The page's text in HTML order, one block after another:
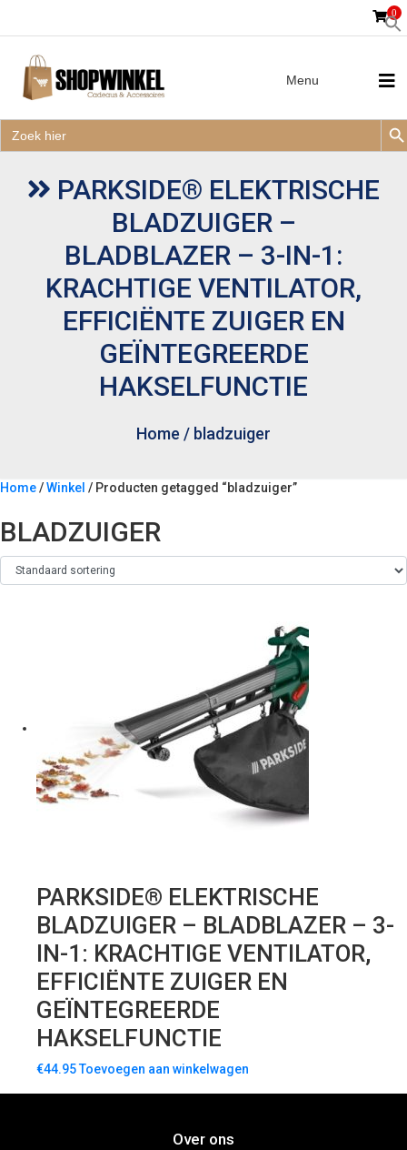
naar:
0
Zoek
naar:
Menu
PARKSIDE® ELEKTRISCHE
BLADZUIGER –
BLADBLAZER – 3-IN-1:
KRACHTIGE VENTILATOR,
EFFICIËNTE ZUIGER EN
GEÏNTEGREERDE
HAKSELFUNCTIE
Home / bladzuiger
Home/Winkel / Producten getagged “bladzuiger”
BLADZUIGER
PARKSIDE® ELEKTRISCHE
BLADZUIGER – BLADBLAZER – 3-
IN-1: KRACHTIGE VENTILATOR,
EFFICIËNTE ZUIGER EN
GEÏNTEGREERDE
HAKSELFUNCTIE
€44.95Toevoegen aan winkelwagen
Over ons